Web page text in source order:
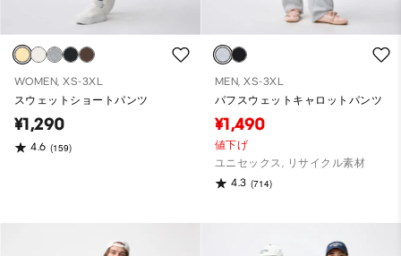
WOMEN, XS-3XL
スウェットショートパンツ
¥1,290
4.6 (159)
MEN, XS-3XL
パフスウェットキャロットパンツ
¥1,490
値下げ
ユニセックス, リサイクル素材
4.3 (714)